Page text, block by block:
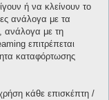
ή να κλείνουν το
ανάλογα με τα
ανάλογα με τη
επιτρέπεται
καταφόρτωσης
κάθε επισκέπτη /